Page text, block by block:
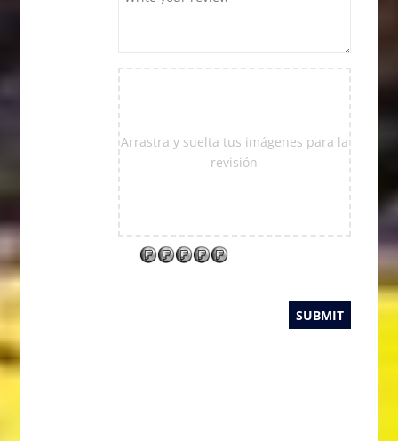
Arrastra y suelta tus imágenes para la
revisión